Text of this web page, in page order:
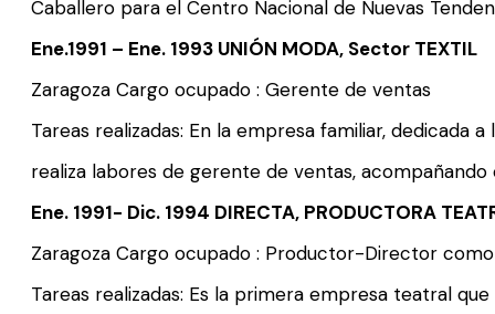
Caballero para el Centro Nacional de Nuevas
Ene.1991 – Ene. 1993 UNIÓN MODA, Sector TEXTIL
Zaragoza Cargo ocupado : Gerente de ventas
Tareas realizadas: En la empresa familiar, dedicada
realiza labores de gerente de ventas,
Ene. 1991- Dic. 1994 DIRECTA, PRODUCTORA
Zaragoza Cargo ocupado : Productor-Director
Tareas realizadas: Es la primera empresa teatral